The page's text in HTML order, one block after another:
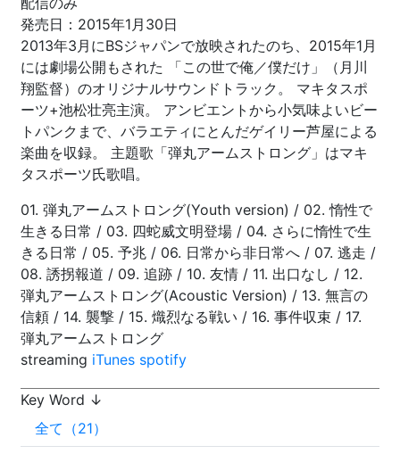
発売日：2015年1月30日
2013年3月にBSジャパンで放映されたのち、2015年1月
には劇場公開もされた 「この世で俺／僕だけ」（月川
翔監督）のオリジナルサウンドトラック。 マキタスポ
ーツ+池松壮亮主演。 アンビエントから小気味よいビー
トパンクまで、バラエティにとんだゲイリー芦屋による
楽曲を収録。 主題歌「弾丸アームストロング」はマキ
タスポーツ氏歌唱。
01. 弾丸アームストロング(Youth version) / 02. 惰性で
生きる日常 / 03. 四蛇威文明登場 / 04. さらに惰性で生
きる日常 / 05. 予兆 / 06. 日常から非日常へ / 07. 逃走 /
08. 誘拐報道 / 09. 追跡 / 10. 友情 / 11. 出口なし / 12.
弾丸アームストロング(Acoustic Version) / 13. 無言の
信頼 / 14. 襲撃 / 15. 熾烈なる戦い / 16. 事件収束 / 17.
弾丸アームストロング
streaming iTunes spotify
Key Word ↓
全て（21）